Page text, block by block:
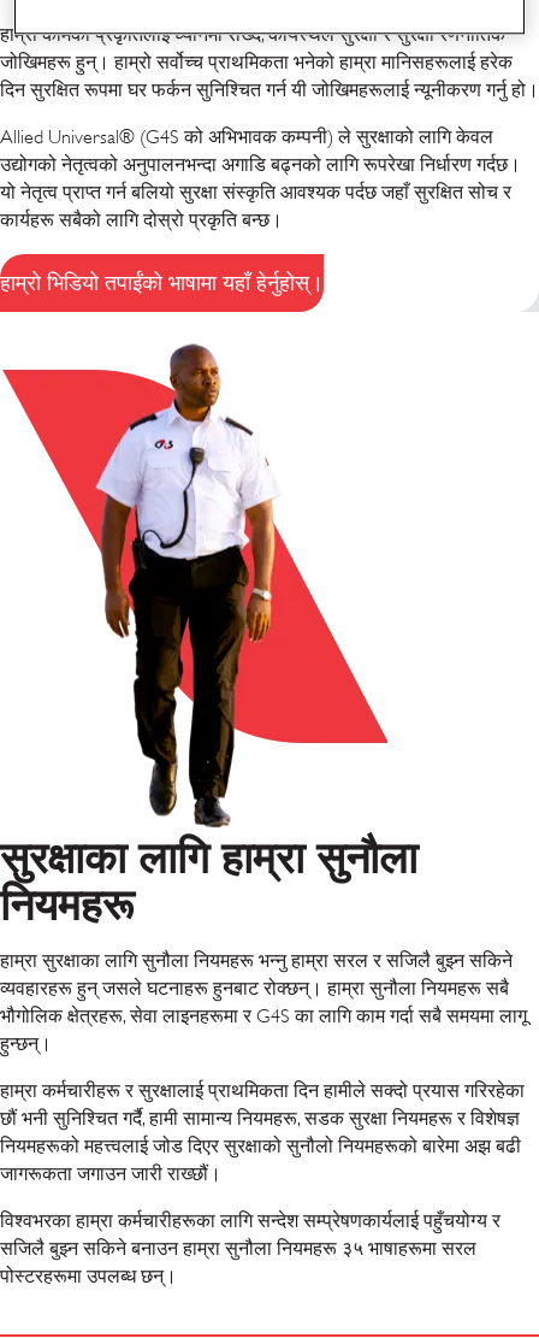
हाम्रो कामको प्रकृतिलाई ध्यानमा राख्दै, कार्यस्थल सुरक्षा र सुरक्षा रणनीतिक
जोखिमहरू हुन्। हाम्रो सर्वोच्च प्राथमिकता भनेको हाम्रा मानिसहरूलाई हरेक
दिन सुरक्षित रूपमा घर फर्कन सुनिश्चित गर्न यी जोखिमहरूलाई न्यूनीकरण गर्नु हो।
Allied Universal® (G4S को अभिभावक कम्पनी) ले सुरक्षाको लागि केवल
उद्योगको नेतृत्वको अनुपालनभन्दा अगाडि बढ्नको लागि रूपरेखा निर्धारण गर्दछ।
यो नेतृत्व प्राप्त गर्न बलियो सुरक्षा संस्कृति आवश्यक पर्दछ जहाँ सुरक्षित सोच र
कार्यहरू सबैको लागि दोस्रो प्रकृति बन्छ।
हाम्रो भिडियो तपाईंको भाषामा यहाँ हेर्नुहोस्।
(opens in new window)
सुरक्षाका लागि हाम्रा सुनौला
नियमहरू
हाम्रा सुरक्षाका लागि सुनौला नियमहरू भन्नु हाम्रा सरल र सजिलै बुझ्न सकिने
व्यवहारहरू हुन् जसले घटनाहरू हुनबाट रोक्छन्। हाम्रा सुनौला नियमहरू सबै
भौगोलिक क्षेत्रहरू, सेवा लाइनहरूमा र G4S का लागि काम गर्दा सबै समयमा लागू
हुन्छन्।
हाम्रा कर्मचारीहरू र सुरक्षालाई प्राथमिकता दिन हामीले सक्दो प्रयास गरिरहेका
छौं भनी सुनिश्चित गर्दै, हामी सामान्य नियमहरू, सडक सुरक्षा नियमहरू र विशेषज्ञ
नियमहरूको महत्त्वलाई जोड दिएर सुरक्षाको सुनौलो नियमहरूको बारेमा अझ बढी
जागरूकता जगाउन जारी राख्छौं।
विश्वभरका हाम्रा कर्मचारीहरूका लागि सन्देश सम्प्रेषणकार्यलाई पहुँचयोग्य र
सजिलै बुझ्न सकिने बनाउन हाम्रा सुनौला नियमहरू ३५ भाषाहरूमा सरल
पोस्टरहरूमा उपलब्ध छन्।